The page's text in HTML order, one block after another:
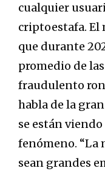
cualquier
criptoestafa. El
que durante
promedio de
fraudulento
habla de la
se están
fenómeno. “La
sean grandes